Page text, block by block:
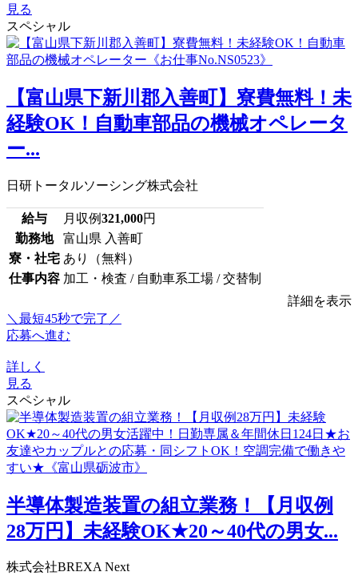
見る
スペシャル
【富山県下新川郡入善町】寮費無料！未
経験OK！自動車部品の機械オペレータ
ー...
日研トータルソーシング株式会社
給与 月収例321,000円
勤務地
富山県 入善町
寮・社宅 あり（無料）
仕事内容 加工・検査 / 自動車系工場 / 交替制
詳細を表示
＼最短45秒で完了／
応募へ進む
詳しく
見る
スペシャル
半導体製造装置の組立業務！【月収例
28万円】未経験OK★20～40代の男女...
株式会社BREXA Next